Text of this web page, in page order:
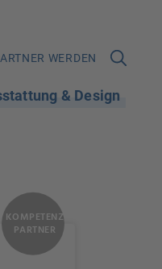
WERDEN
& Design
KOMPETENZ
PARTNER